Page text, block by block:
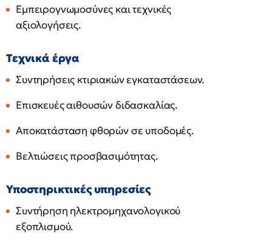
Εμπειρογνωμοσύνες και τεχνικές
αξιολογήσεις.
Τεχνικά έργα
Συντηρήσεις κτιριακών εγκαταστάσεων.
Επισκευές αιθουσών διδασκαλίας.
Αποκατάσταση φθορών σε υποδομές.
Βελτιώσεις προσβασιμότητας.
Υποστηρικτικές υπηρεσίες
Συντήρηση ηλεκτρομηχανολογικού
εξοπλισμού.